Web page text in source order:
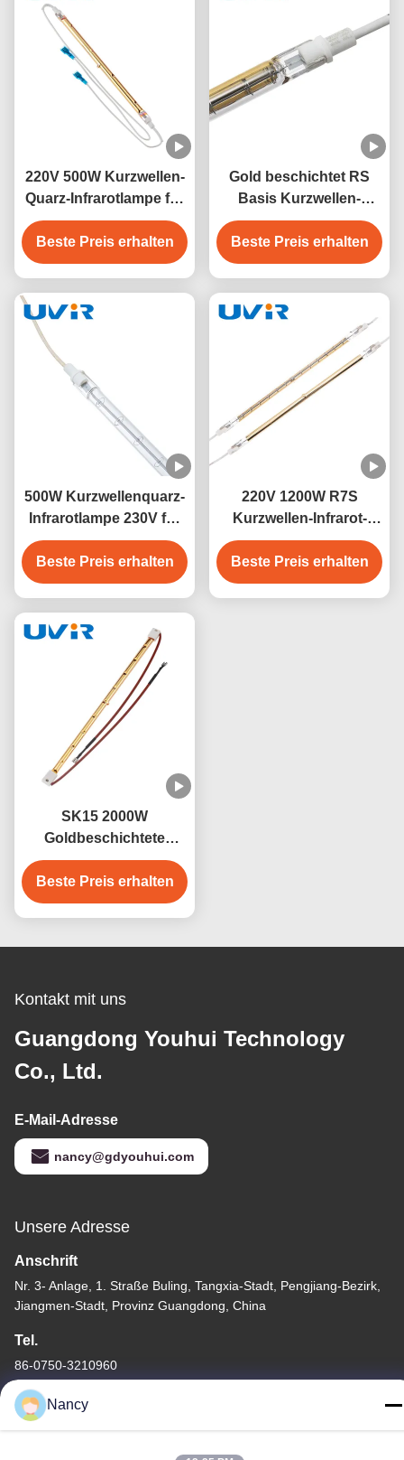
220V 500W Kurzwellen-
Quarz-Infrarotlampe für
Sauna und
Industrieheizung
Beste Preis erhalten
Gold beschichtet RS
Basis Kurzwellen-
Infrarot-Heizlampe
500W 230V
Beste Preis erhalten
500W Kurzwellenquarz-
Infrarotlampe 230V für
industrielle Heizung
Beste Preis erhalten
220V 1200W R7S
Kurzwellen-Infrarot-
Heizstrahlerlampe
Beste Preis erhalten
SK15 2000W
Goldbeschichtete
Quarz-Infrarot-
Heizlampe für Sauna
Beste Preis erhalten
Kontakt mit uns
Guangdong Youhui Technology
Co., Ltd.
E-Mail-Adresse
nancy@gdyouhui.com
Unsere Adresse
Anschrift
Nr. 3- Anlage, 1. Straße Buling, Tangxia-Stadt, Pengjiang-Bezirk,
Jiangmen-Stadt, Provinz Guangdong, China
Tel.
86-0750-3210960
Nancy